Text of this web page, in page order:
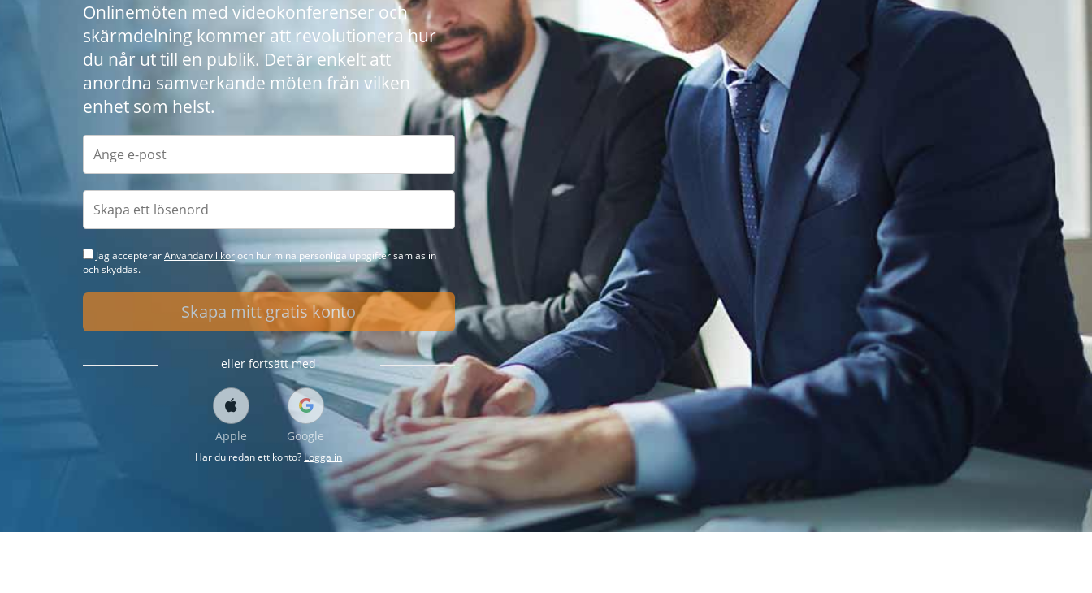
Onlinemöten med videokonferenser och
skärmdelning kommer att revolutionera hur
du når ut till en publik. Det är enkelt att
anordna samverkande möten från vilken
enhet som helst.
Jag accepterarAnvändarvillkoroch hur mina personliga uppgifter samlas in
och skyddas.
Skapa mitt gratis konto
eller fortsätt med
Apple Google
Har du redan ett konto?Logga in